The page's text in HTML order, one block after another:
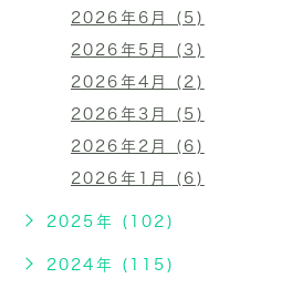
2026年6月 (5)
2026年5月 (3)
2026年4月 (2)
2026年3月 (5)
2026年2月 (6)
2026年1月 (6)
2025年 (102)
2024年 (115)